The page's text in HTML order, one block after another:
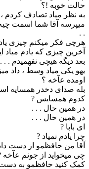
حالت خوبه !؟
به نظر میاد تصادف کردم
میپرسه آقا شما اسمت
. .
هرچی فکر میکنم چیزی
آخرین چیزی که یادم میاد
بعد دیگه هیچی نفهمیدم . . .
یهو یکی میاد وسط ، داد
اومده عآخه ؟
بله صدای دخدر همسایه
کدوم همسایس ?
در همین حال . . .
در همین حال . . .
ای بابا ?
چرا یادم نمیاد ?
آقا من حافظمو از دست
چی میخواید از جونم عآخه
کمک کنید حافظمو به دست